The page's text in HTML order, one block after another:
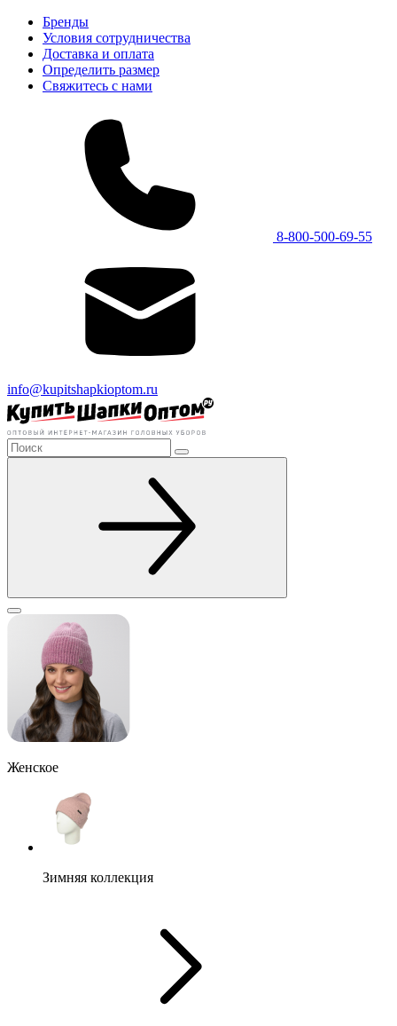
Бренды
Условия сотрудничества
Доставка и оплата
Определить размер
Свяжитесь с нами
8-800-500-69-55
info@kupitshapkioptom.ru
Женское
Зимняя коллекция